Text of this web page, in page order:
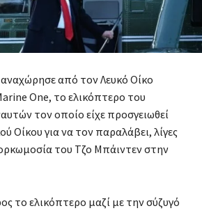
από τον Λευκό Οίκο
One, το ελικόπτερο του
τον οποίο είχε προσγειωθεί
Οίκου για να τον παραλάβει, λίγες
του Τζο Μπάιντεν στην
το ελικόπτερο μαζί με την σύζυγό